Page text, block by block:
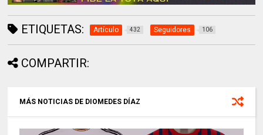
ETIQUETAS: Artículo 432 Seguidores 106
COMPARTIR:
MÁS NOTICIAS DE DIOMEDES DÍAZ